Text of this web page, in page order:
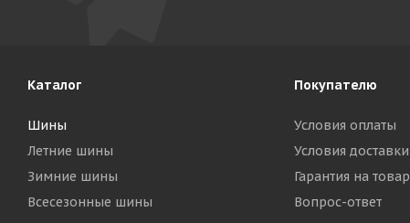
Каталог
Шины
Летние шины
Зимние шины
Всесезонные шины
Покупателю
Условия оплаты
Условия доставки
Гарантия на товар
Вопрос-ответ